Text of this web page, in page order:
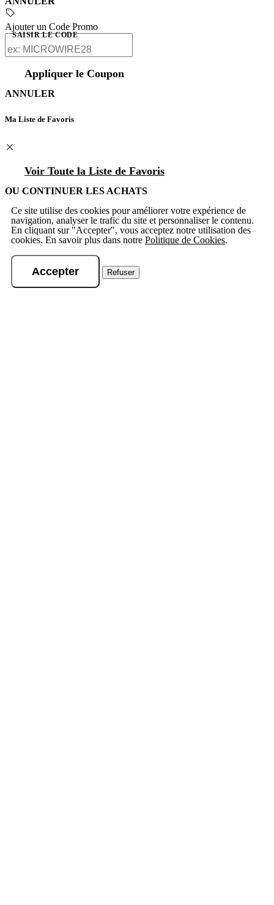
Ajouter un Code Promo
SAISIR LE CODE
Appliquer le Coupon
ANNULER
Ma Liste de Favoris
Voir Toute la Liste de Favoris
OU CONTINUER LES ACHATS
Ce site utilise des cookies pour améliorer votre expérience de
navigation, analyser le trafic du site et personnaliser le contenu.
En cliquant sur "Accepter", vous acceptez notre utilisation des
cookies. En savoir plus dans notre Politique de Cookies.
Accepter Refuser